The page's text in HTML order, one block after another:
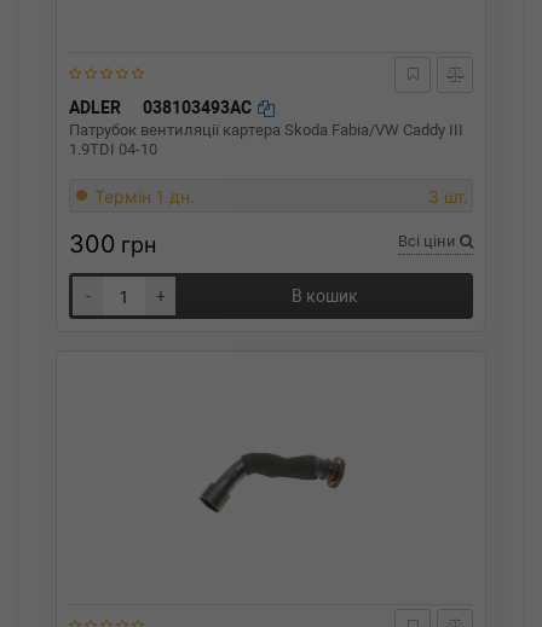
ADLER 038103493AC
Патрубок вентиляції картера Skoda Fabia/VW Caddy III
1.9TDI 04-10
Термін 1 дн. 3 шт.
300 грн Всі ціни
- + В кошик